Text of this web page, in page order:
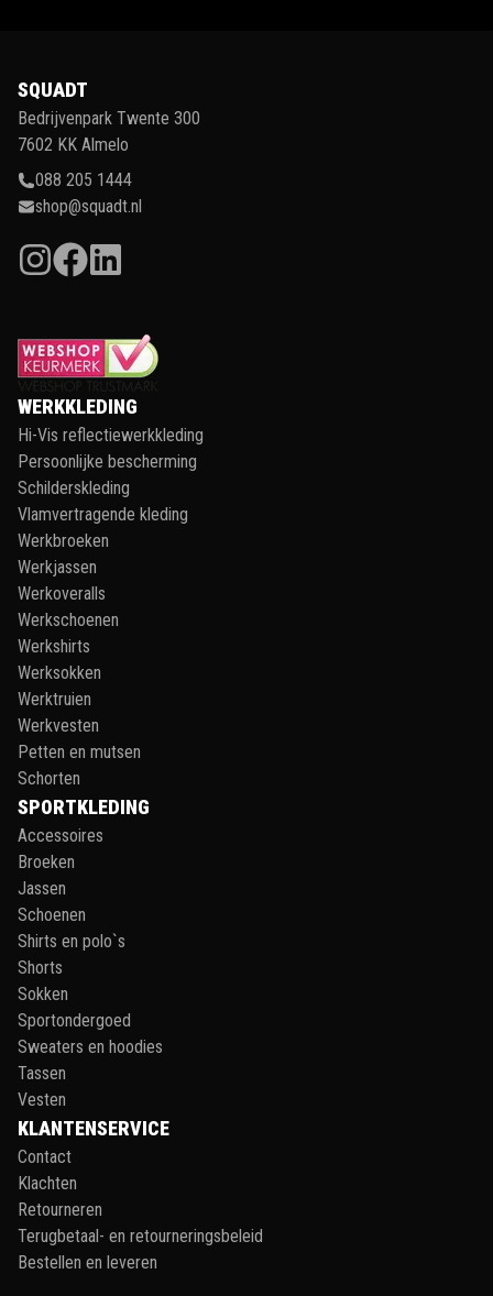
SQUADT
Bedrijvenpark Twente 300
7602 KK Almelo
088 205 1444
shop@squadt.nl
WERKKLEDING
Hi-Vis reflectiewerkkleding
Persoonlijke bescherming
Schilderskleding
Vlamvertragende kleding
Werkbroeken
Werkjassen
Werkoveralls
Werkschoenen
Werkshirts
Werksokken
Werktruien
Werkvesten
Petten en mutsen
Schorten
SPORTKLEDING
Accessoires
Broeken
Jassen
Schoenen
Shirts en polo`s
Shorts
Sokken
Sportondergoed
Sweaters en hoodies
Tassen
Vesten
KLANTENSERVICE
Contact
Klachten
Retourneren
Terugbetaal- en retourneringsbeleid
Bestellen en leveren